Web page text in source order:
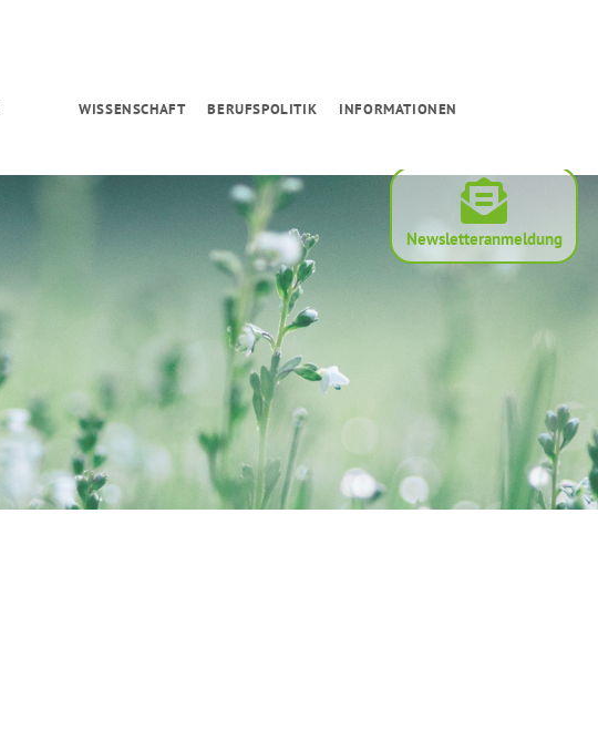
WISSENSCHAFT BERUFSPOLITIK INFORMATIONEN
Newsletteranmeldung